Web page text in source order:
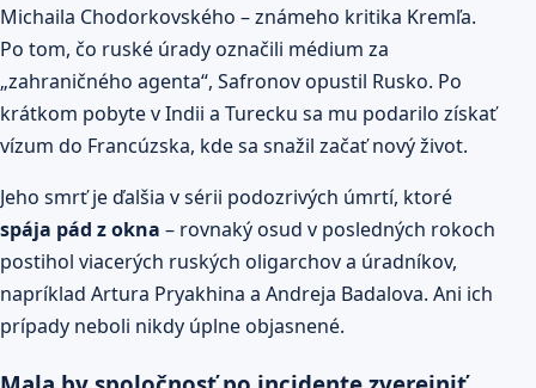
Michaila Chodorkovského – známeho kritika Kremľa.
Po tom, čo ruské úrady označili médium za
„zahraničného agenta“, Safronov opustil Rusko. Po
krátkom pobyte v Indii a Turecku sa mu podarilo získať
vízum do Francúzska, kde sa snažil začať nový život.
Jeho smrť je ďalšia v sérii podozrivých úmrtí, ktoré
spája pád z okna – rovnaký osud v posledných rokoch
postihol viacerých ruských oligarchov a úradníkov,
napríklad Artura Pryakhina a Andreja Badalova. Ani ich
prípady neboli nikdy úplne objasnené.